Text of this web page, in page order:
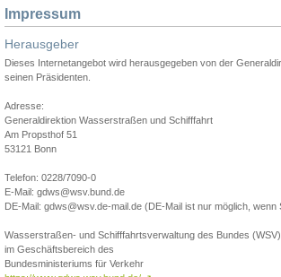
Impressum
Herausgeber
Dieses Internetangebot wird herausgegeben von der
seinen Präsidenten.
Adresse:
Generaldirektion Wasserstraßen und Schifffahrt
Am Propsthof 51
53121 Bonn
Telefon: 0228/7090-0
E-Mail: gdws@wsv.bund.de
DE-Mail: gdws@wsv.de-mail.de (DE-Mail ist nur möglich,
Wasserstraßen- und Schifffahrtsverwaltung des Bundes (WSV)
im Geschäftsbereich des
Bundesministeriums für Verkehr